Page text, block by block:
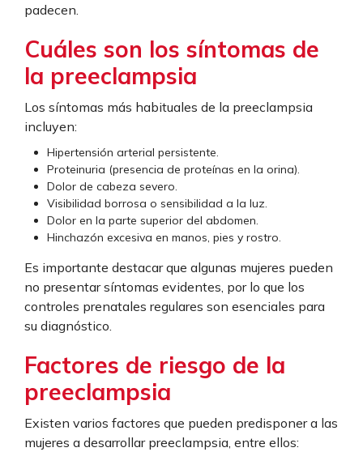
padecen.
Cuáles son los síntomas de
la preeclampsia
Los síntomas más habituales de la preeclampsia
incluyen:
Hipertensión arterial persistente.
Proteinuria (presencia de proteínas en la orina).
Dolor de cabeza severo.
Visibilidad borrosa o sensibilidad a la luz.
Dolor en la parte superior del abdomen.
Hinchazón excesiva en manos, pies y rostro.
Es importante destacar que algunas mujeres pueden
no presentar síntomas evidentes, por lo que los
controles prenatales regulares son esenciales para
su diagnóstico.
Factores de riesgo de la
preeclampsia
Existen varios factores que pueden predisponer a las
mujeres a desarrollar preeclampsia, entre ellos: